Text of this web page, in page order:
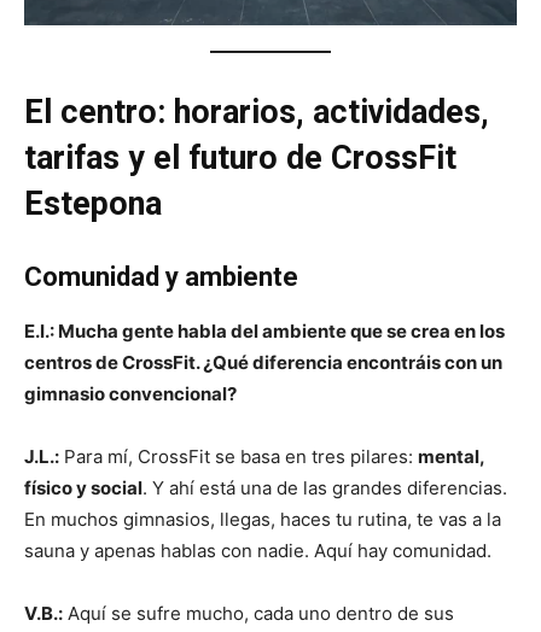
El centro: horarios, actividades,
tarifas y el futuro de CrossFit
Estepona
Comunidad y ambiente
E.I.: Mucha gente habla del ambiente que se crea en los
centros de CrossFit. ¿Qué diferencia encontráis con un
gimnasio convencional?
J.L.: Para mí, CrossFit se basa en tres pilares: mental,
físico y social. Y ahí está una de las grandes diferencias.
En muchos gimnasios, llegas, haces tu rutina, te vas a la
sauna y apenas hablas con nadie. Aquí hay comunidad.
V.B.: Aquí se sufre mucho, cada uno dentro de sus